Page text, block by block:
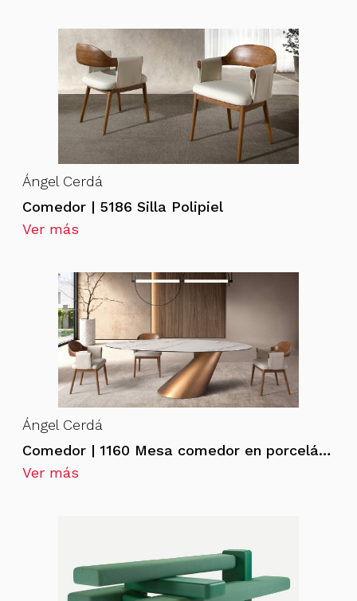
Ángel Cerdá
Comedor | 5186 Silla Polipiel
Ver más
Ángel Cerdá
Comedor | 1160 Mesa comedor en porcelánico
Ver más